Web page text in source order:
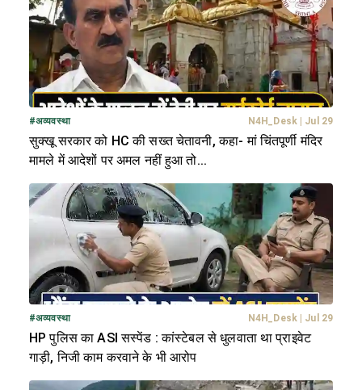
#अव्यवस्था N4H_Desk| Jul 29
सुक्खू सरकार को HC की सख्त चेतावनी, कहा- मां चिंतपूर्णी मंदिर
मामले में आदेशों पर अमल नहीं हुआ तो...
#अव्यवस्था N4H_Desk| Jul 29
HP पुलिस का ASI सस्पेंड : कांस्टेबल से धुलवाता था प्राइवेट
गाड़ी, निजी काम करवाने के भी आरोप